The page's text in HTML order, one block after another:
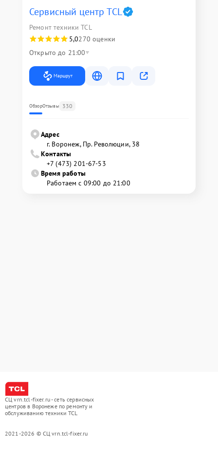
Сервисный центр TCL
Ремонт техники TCL
5,0270 оценки
Открыто до 21:00
Маршрут
ОбзорОтзывы 330
Адрес
г. Воронеж, Пр. Революции, 38
Контакты
+7 (473) 201-67-53
Время работы
Работаем с 09:00 до 21:00
СЦ vrn.tcl-fixer.ru - сеть сервисных
центров в Воронеже по ремонту и
обслуживанию техники TCL
2021-2026 © СЦ vrn.tcl-fixer.ru